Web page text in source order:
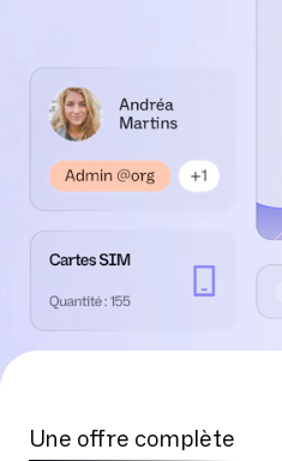
Une offre complète